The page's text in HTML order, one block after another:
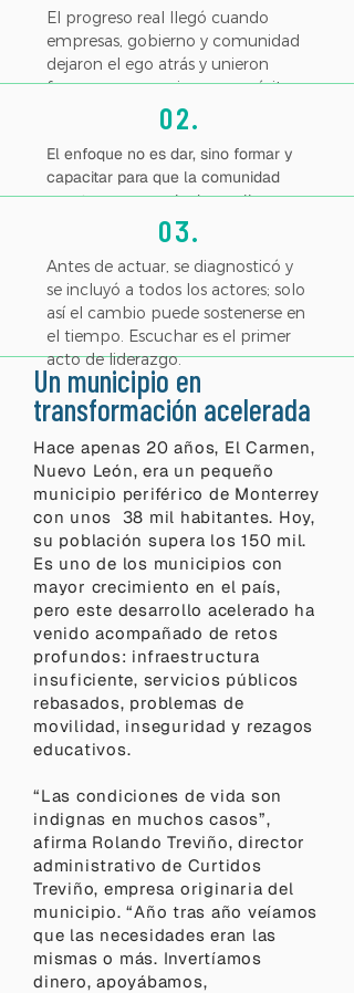
El progreso real llegó cuando
empresas, gobierno y comunidad
dejaron el ego atrás y unieron
fuerzas por un mismo propósito.
02.
El enfoque no es dar, sino formar y
capacitar para que la comunidad
construya su propio desarrollo.
03.
Antes de actuar, se diagnosticó y
se incluyó a todos los actores; solo
así el cambio puede sostenerse en
el tiempo. Escuchar es el primer
acto de liderazgo.
Un municipio en
transformación acelerada
Hace apenas 20 años, El Carmen,
Nuevo León, era un pequeño
municipio periférico de Monterrey
con unos 38 mil habitantes. Hoy,
su población supera los 150 mil.
Es uno de los municipios con
mayor crecimiento en el país,
pero este desarrollo acelerado ha
venido acompañado de retos
profundos: infraestructura
insuficiente, servicios públicos
rebasados, problemas de
movilidad, inseguridad y rezagos
educativos.
“Las condiciones de vida son
indignas en muchos casos”,
afirma Rolando Treviño, director
administrativo de Curtidos
Treviño, empresa originaria del
municipio. “Año tras año veíamos
que las necesidades eran las
mismas o más. Invertíamos
dinero, apoyábamos,